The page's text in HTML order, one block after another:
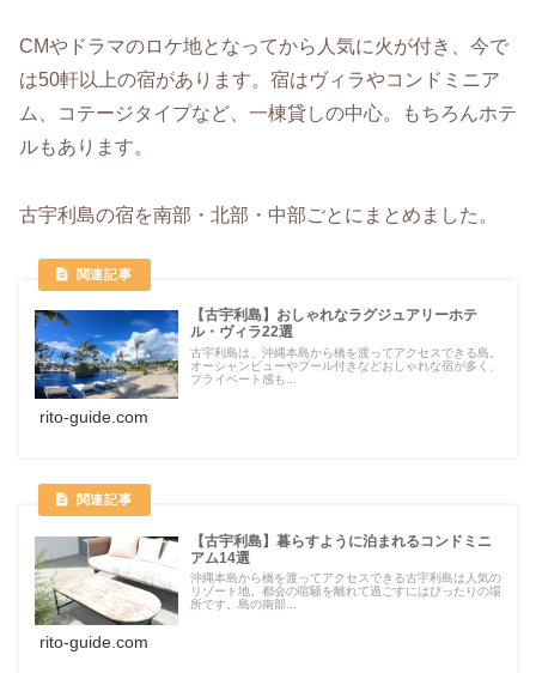
CMやドラマのロケ地となってから人気に火が付き、今で
は50軒以上の宿があります。宿はヴィラやコンドミニア
ム、コテージタイプなど、一棟貸しの中心。もちろんホテ
ルもあります。
古宇利島の宿を南部・北部・中部ごとにまとめました。
【古宇利島】おしゃれなラグジュアリーホテ
ル・ヴィラ22選
古宇利島は、沖縄本島から橋を渡ってアクセスできる島。
オーシャンビューやプール付きなどおしゃれな宿が多く、
プライベート感も...
rito-guide.com
【古宇利島】暮らすように泊まれるコンドミニ
アム14選
沖縄本島から橋を渡ってアクセスできる古宇利島は人気の
リゾート地。都会の喧騒を離れて過ごすにはぴったりの場
所です。島の南部...
rito-guide.com